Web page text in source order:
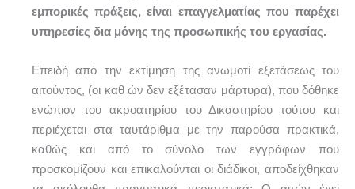
εμπορικές πράξεις, είναι επαγγελματίας που παρέχει
υπηρεσίες δια μόνης της προσωπικής του εργασίας.
Επειδή από την εκτίμηση της ανωμοτί εξετάσεως του
αιτούντος, (οι καθ ών δεν εξέτασαν μάρτυρα), που δόθηκε
ενώπιον του ακροατηρίου του Δικαστηρίου τούτου και
περιέχεται στα ταυτάριθμα με την παρούσα πρακτικά,
καθώς και από το σύνολο των εγγράφων που
προσκομίζουν και επικαλούνται οι διάδικοι, αποδείχθηκαν